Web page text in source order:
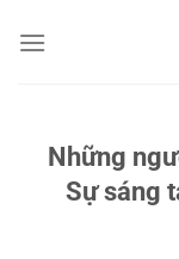
đến
Những
Sự sáng